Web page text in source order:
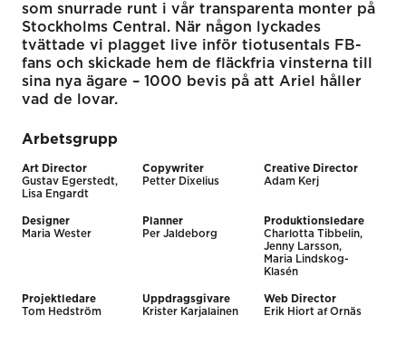
som snurrade runt i vår transparenta monter på
Stockholms Central. När någon lyckades
tvättade vi plagget live inför tiotusentals FB-
fans och skickade hem de fläckfria vinsterna till
sina nya ägare – 1000 bevis på att Ariel håller
vad de lovar.
Arbetsgrupp
Art Director
Gustav Egerstedt,
Lisa Engardt
Copywriter
Petter Dixelius
Creative Director
Adam Kerj
Designer
Maria Wester
Planner
Per Jaldeborg
Produktionsledare
Charlotta Tibbelin,
Jenny Larsson,
Maria Lindskog-
Klasén
Projektledare
Tom Hedström
Uppdragsgivare
Krister Karjalainen
Web Director
Erik Hiort af Ornäs